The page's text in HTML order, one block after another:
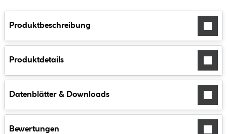
Produktbeschreibung
Produktdetails
Datenblätter & Downloads
Bewertungen